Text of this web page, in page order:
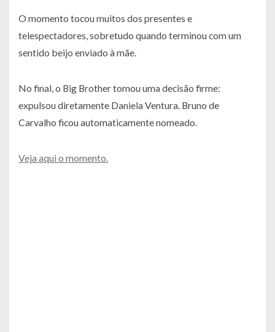
O momento tocou muitos dos presentes e
telespectadores, sobretudo quando terminou com um
sentido beijo enviado à mãe.
No final, o Big Brother tomou uma decisão firme:
expulsou diretamente Daniela Ventura. Bruno de
Carvalho ficou automaticamente nomeado.
Veja aqui o momento.